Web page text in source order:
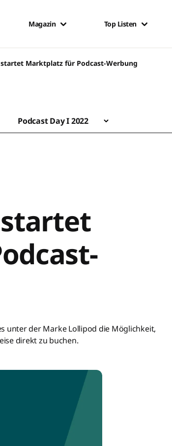
Magazin Top Listen
Marktplatz für Podcast-Werbung
Podcast Day I 2022
unter der Marke Lollipod die Möglichkeit,
direkt zu buchen.